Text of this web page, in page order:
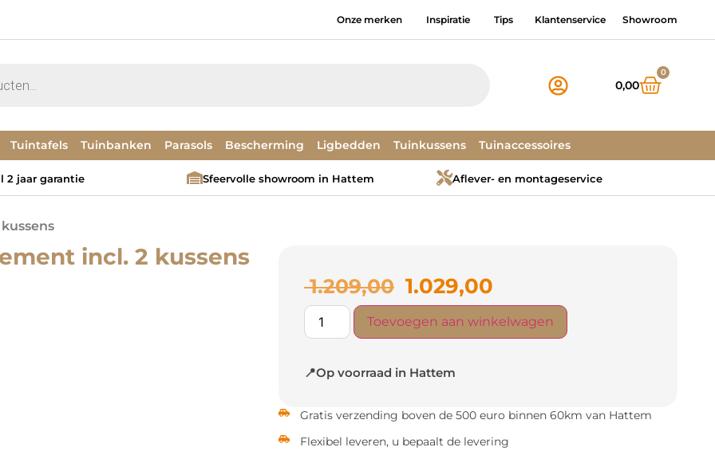
Onze merken Inspiratie Tips Klantenservice Showroom
0,00
0
Tuintafels Tuinbanken Parasols Bescherming Ligbedden Tuinkussens Tuinaccessoires
2 jaar garantie Sfeervolle showroom in Hattem Aflever- en montageservice
incl. 2 kussens
1.209,00 1.029,00
Toevoegen aan winkelwagen
📍Op voorraad in Hattem
Gratis verzending boven de 500 euro binnen 60km van Hattem
Flexibel leveren, u bepaalt de levering